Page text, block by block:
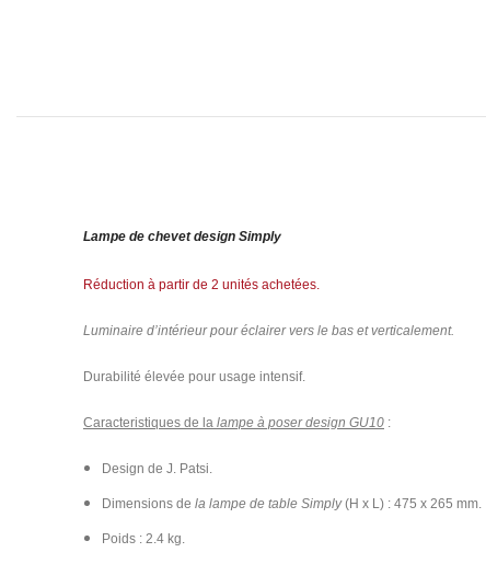
Lampe de chevet design Simply
Réduction à partir de 2 unités achetées.
Luminaire d’intérieur pour éclairer vers le bas et verticalement.
Durabilité élevée pour usage intensif.
Caracteristiques de la lampe à poser design GU10 :
Design de J. Patsi.
Dimensions de la lampe de table Simply(H x L) : 475 x 265 mm.
Poids : 2.4 kg.